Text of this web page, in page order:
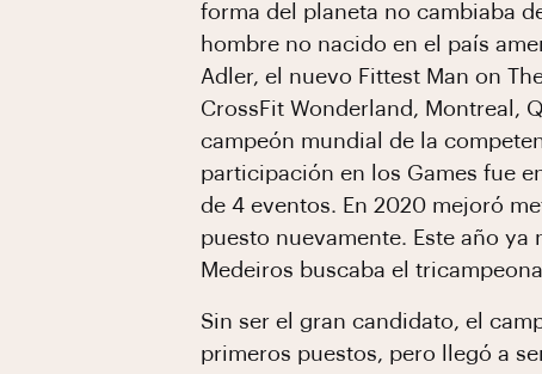
forma del planeta no cambiaba
hombre no nacido en el país
Adler, el nuevo Fittest Man on
CrossFit Wonderland, Montreal,
campeón mundial de la
participación en los Games fue
de 4 eventos. En 2020 mejoró
puesto nuevamente. Este año
Medeiros buscaba el
Sin ser el gran candidato, el
primeros puestos, pero llegó a